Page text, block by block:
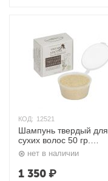
КОД: 12521
Шампунь твердый для
сухих волос 50 гр.
Триумф Красоты
нет в наличии
1 350₽